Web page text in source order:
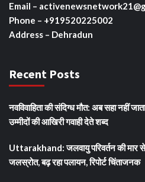
Email –
Phone – +919520225002
Address – Dehradun
Recent Posts
नवविवाहिता की संदिग्ध मौत: अब सहा नहीं
उम्मीदों की आखिरी गवाही देते शब्द
Uttarakhand: जलवायु परिवर्तन की मार
जलस्रोत, बढ़ रहा पलायन, रिपोर्ट चिंताजनक